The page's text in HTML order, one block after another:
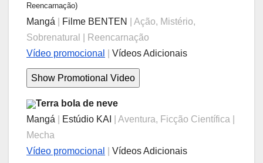
Reencarnação)
Mangá Filme BENTEN
| Ação, Mistério,
Sobrenatural | Reencarnação
Vídeo promocional
Vídeos Adicionais
Terra bola de neve
Mangá
Estúdio KAI
| Aventura, Ficção Científica |
Mecha
Vídeo promocional
Vídeos Adicionais